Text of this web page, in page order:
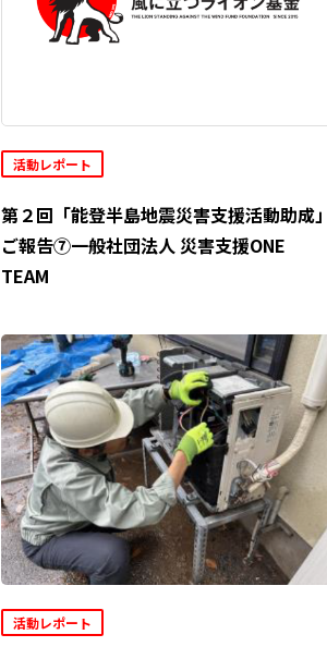
活動レポート
第２回「能登半島地震災害支援活動助成」
ご報告⑦一般社団法人 災害支援ONE
TEAM
活動レポート